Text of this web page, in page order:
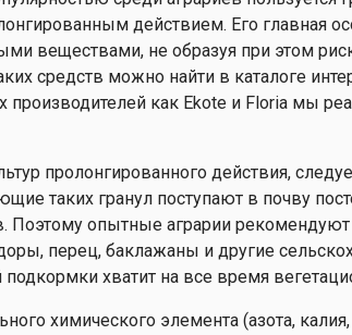
действием. Его главная
веществами, не образуя при этом
средств можно найти в каталоге
производителей как Ekote и Floria мы
пролонгированного действия,
таких гранул поступают в почву
Поэтому опытные аграрии
перец, баклажаны и другие
хватит на все время
химического элемента (азота,